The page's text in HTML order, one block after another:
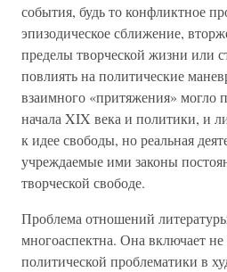
события, будь то конфликтное
эпизодическое сближение,
пределы творческой жизни или
повлиять на политические
взаимного «притяжения» могло
начала XIX века и политики, и
к идее свободы, но реальная
учреждаемые ими законы
творческой свободе.
Проблема отношений
многоаспектна. Она включает не
политической проблематики в